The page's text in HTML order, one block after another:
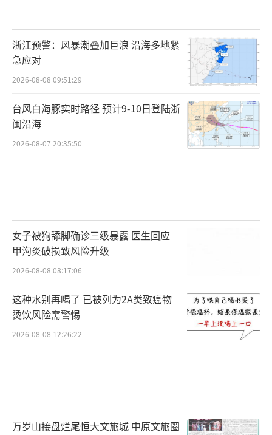
浙江预警：风暴潮叠加巨浪 沿海多地紧
急应对
2026-08-08 09:51:29
台风白海豚实时路径 预计9-10日登陆浙
闽沿海
2026-08-07 20:35:50
女子被狗舔脚确诊三级暴露 医生回应
甲沟炎破损致风险升级
2026-08-08 08:17:06
这种水别再喝了 已被列为2A类致癌物
烫饮风险需警惕
2026-08-08 12:26:22
万岁山接盘烂尾恒大文旅城 中原文旅圈